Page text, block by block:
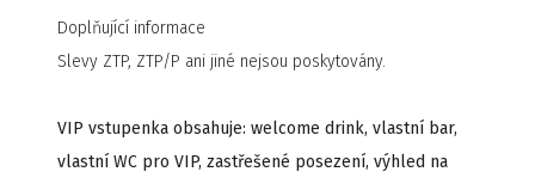
Doplňující informace
Slevy ZTP, ZTP/P ani jiné nejsou poskytovány.
VIP vstupenka obsahuje: welcome drink, vlastní bar,
vlastní WC pro VIP, zastřešené posezení, výhled na